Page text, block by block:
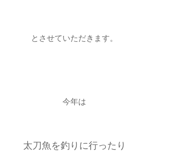
とさせていただきます。
今年は
太刀魚を釣りに行ったり